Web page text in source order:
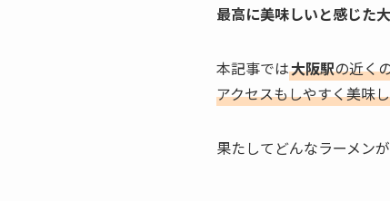
最高に美味しいと感じた
本記事では大阪駅の近く
アクセスもしやすく美味
果たしてどんなラーメン